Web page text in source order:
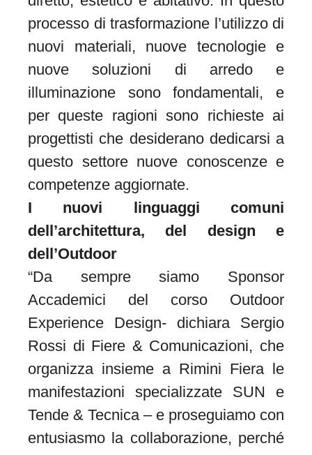
processo di trasformazione l’utilizzo di
nuovi materiali, nuove tecnologie e
nuove soluzioni di arredo e
illuminazione sono fondamentali, e
per queste ragioni sono richieste ai
progettisti che desiderano dedicarsi a
questo settore nuove conoscenze e
competenze aggiornate.
I nuovi linguaggi comuni
dell’architettura, del design e
dell’Outdoor
“Da sempre siamo Sponsor
Accademici del corso Outdoor
Experience Design- dichiara Sergio
Rossi di Fiere & Comunicazioni, che
organizza insieme a Rimini Fiera le
manifestazioni specializzate SUN e
Tende & Tecnica – e proseguiamo con
entusiasmo la collaborazione, perché